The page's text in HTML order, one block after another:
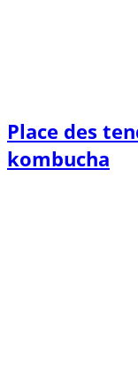
Place des
kombucha